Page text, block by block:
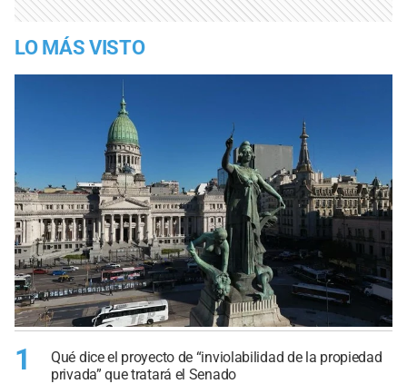
LO MÁS VISTO
1
Qué dice el proyecto de “inviolabilidad de la propiedad
privada” que tratará el Senado